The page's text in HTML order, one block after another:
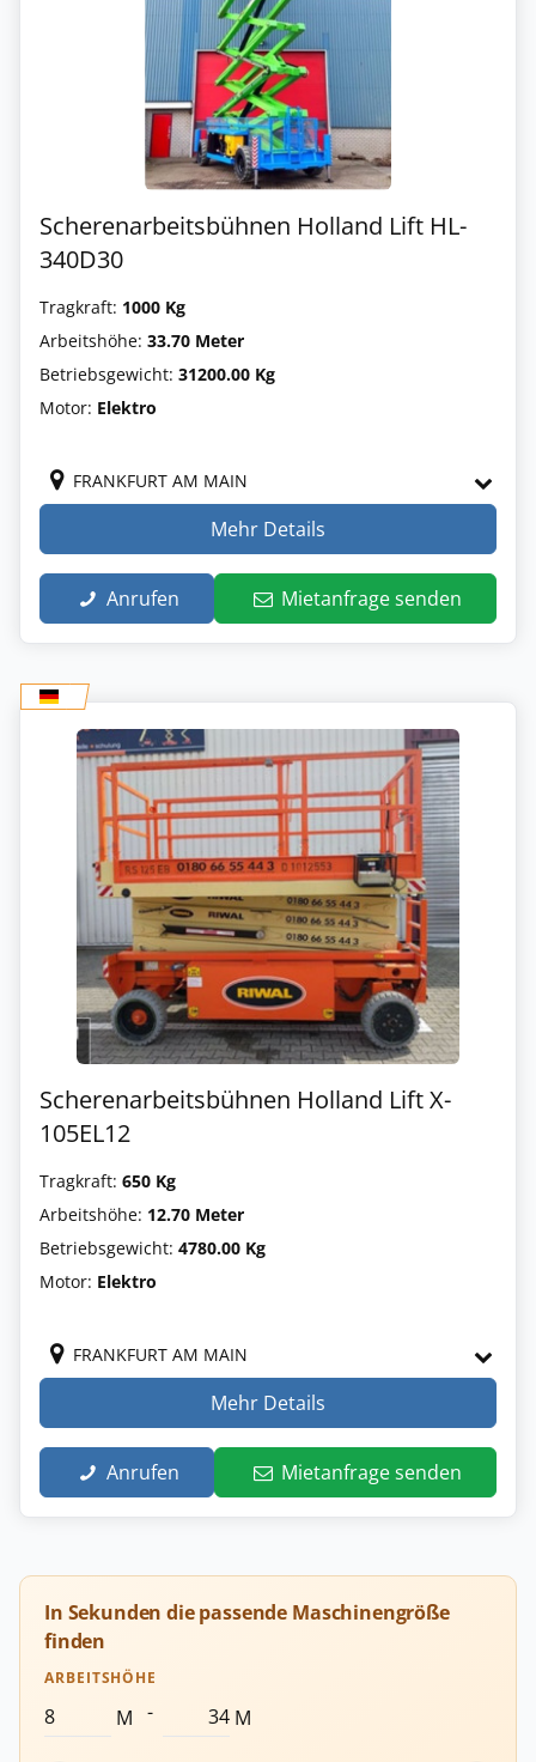
Scherenarbeitsbühnen Holland Lift HL-
340D30
Tragkraft: 1000 Kg
Arbeitshöhe: 33.70 Meter
Betriebsgewicht: 31200.00 Kg
Motor: Elektro
FRANKFURT AM MAIN
Mehr Details
Anrufen Mietanfrage senden
Scherenarbeitsbühnen Holland Lift X-
105EL12
Tragkraft: 650 Kg
Arbeitshöhe: 12.70 Meter
Betriebsgewicht: 4780.00 Kg
Motor: Elektro
FRANKFURT AM MAIN
Mehr Details
Anrufen Mietanfrage senden
In Sekunden die passende Maschinengröße
finden
ARBEITSHÖHE
M - M